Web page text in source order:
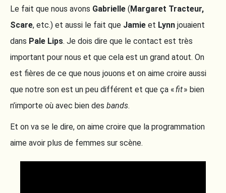
Le fait que nous avons Gabrielle (Margaret Tracteur,
Scare, etc.) et aussi le fait que Jamie et Lynn jouaient
dans Pale Lips. Je dois dire que le contact est très
important pour nous et que cela est un grand atout. On
est fières de ce que nous jouons et on aime croire aussi
que notre son est un peu différent et que ça «fit» bien
n’importe où avec bien des bands.
Et on va se le dire, on aime croire que la programmation
aime avoir plus de femmes sur scène.